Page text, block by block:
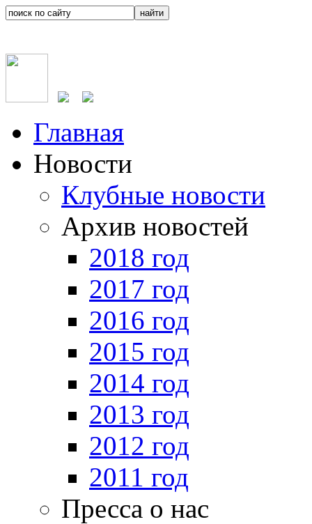
Главная
Новости
Клубные новости
Архив новостей
2018 год
2017 год
2016 год
2015 год
2014 год
2013 год
2012 год
2011 год
Пресса о нас